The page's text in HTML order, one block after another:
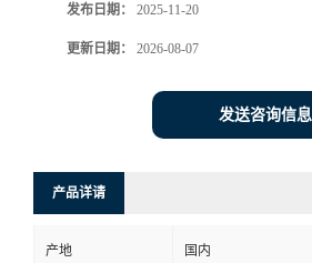
方
发布日期： 2025-11-20
更新日期： 2026-08-07
发送咨询信息
产品详请
产地 国内